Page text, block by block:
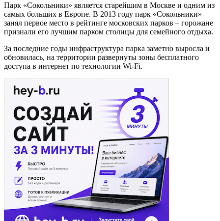
Парк «Сокольники» является старейшим в Москве и одним из
самых больших в Европе. В 2013 году парк «Сокольники»
занял первое место в рейтинге московских парков – горожане
признали его лучшим парком столицы для семейного отдыха.
За последние годы инфраструктура парка заметно выросла и
обновилась, на территории развернуты зоны бесплатного
доступа в интернет по технологии Wi-Fi.